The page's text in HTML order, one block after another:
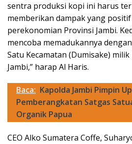
sentra produksi kopi ini harus
memberikan dampak yang
perekonomian Provinsi Jambi.
mencoba memadukannya
Satu Kecamatan (Dumisake)
Jambi,” harap Al Haris.
Baca: Kapolda Jambi Pimpin
Pemberangkatan Satgas
Organik Papua
CEO Alko Sumatera Coffe,